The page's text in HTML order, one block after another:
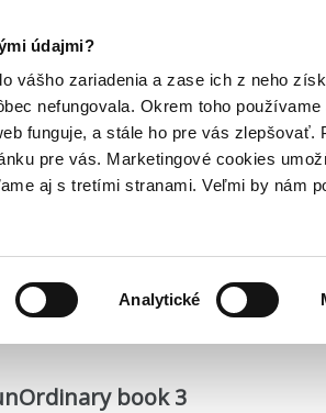
údajmi?
vášho zariadenia a zase ich z neho
nefungovala. Okrem toho
funguje, a stále ho pre vás zlepšovať.
pre vás. Marketingové cookies
aj s tretími stranami. Veľmi by nám
Analytické
Doplnky
book 3